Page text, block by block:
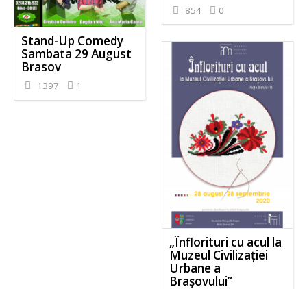
854 0
Stand-Up Comedy
Sambata 29 August
Brasov
1397 1
„Înflorituri cu acul la
Muzeul Civilizației
Urbane a
Brașovului”